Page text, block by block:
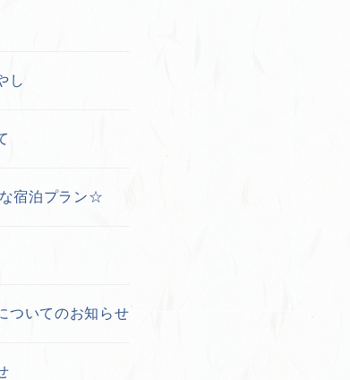
し
宿泊プラン☆
ついてのお知らせ